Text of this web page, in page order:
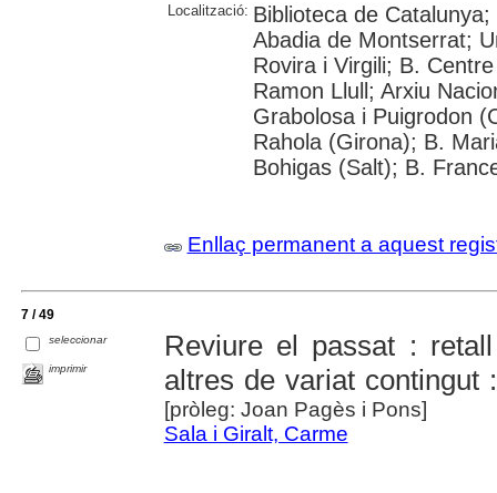
Localització: Biblioteca de
Abadia de Montserrat;
Rovira i Virgili; B.
Ramon Llull; Arxiu
Grabolosa i Puigrodon
Rahola (Girona); B.
Bohigas (Salt); B.
Enllaç permanent a aquest
7 / 49
seleccionar
imprimir
Reviure el passat :
altres de variat contingut
[pròleg: Joan Pagès i Pons]
Sala i Giralt, Carme